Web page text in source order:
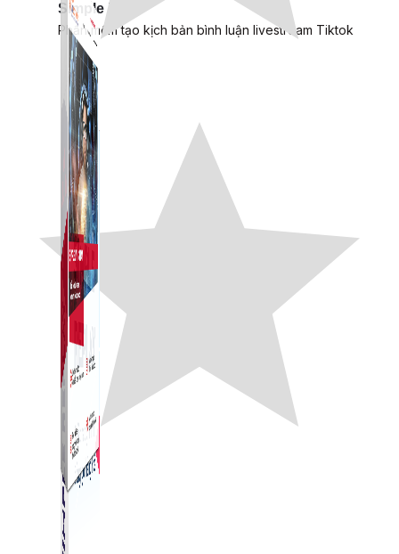
Simple Live
Phần mềm tạo kịch bản bình luận livestream Tiktok